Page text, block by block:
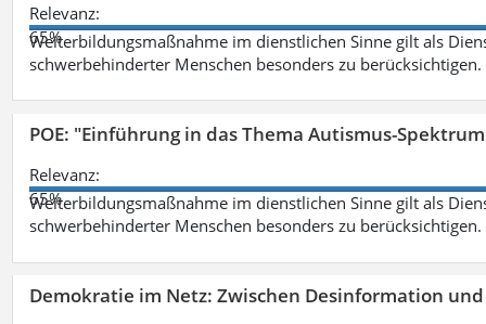
Relevanz:
65%
Weiterbildungsmaßnahme im dienstlichen Sinne gilt als
schwerbehinderter Menschen besonders zu berücksichtigen.
POE: "Einführung in das Thema Autismus-
Relevanz:
65%
Weiterbildungsmaßnahme im dienstlichen Sinne gilt als
schwerbehinderter Menschen besonders zu berücksichtigen.
Demokratie im Netz: Zwischen Desinformation